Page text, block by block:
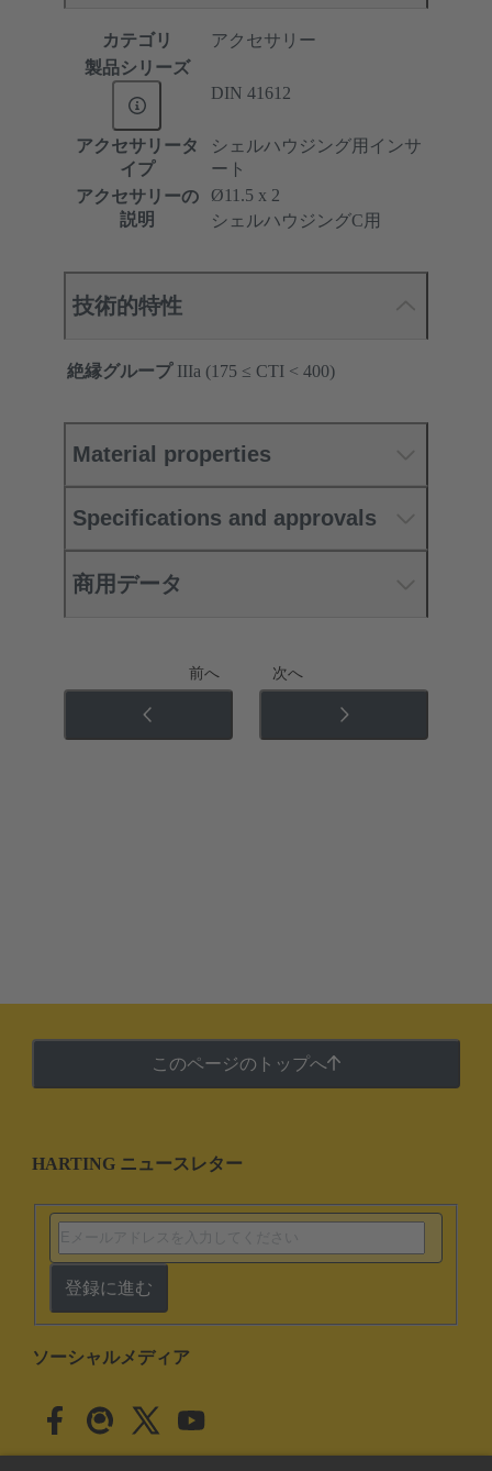
カテゴリ
アクセサリー
製品シリーズ
DIN 41612
アクセサリータ
イプ
シェルハウジング用インサ
ート
アクセサリーの
説明
Ø11.5 x 2
シェルハウジングC用
技術的特性
絶縁グループ IIIa (175 ≤ CTI < 400)
Material properties
Specifications and approvals
商用データ
前へ 次へ
このページのトップへ
HARTING ニュースレター
登録に進む
ソーシャルメディア